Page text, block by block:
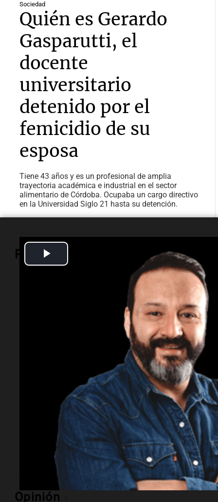
Sociedad
Quién es Gerardo
Gasparutti, el
docente
universitario
detenido por el
femicidio de su
esposa
Tiene 43 años y es un profesional de amplia
trayectoria académica e industrial en el sector
alimentario de Córdoba. Ocupaba un cargo directivo
en la Universidad Siglo 21 hasta su detención.
Política y Economía
Incidentes frente al
Congreso: 10
detenidos y dos
heridos tras la
marcha
La tensión escaló durante la protesta contra la Ley de
Inviolabilidad de la Propiedad Privada. Hubo
enfrentamientos con las fuerzas de seguridad, uso de
gases y camiones hidrantes.
Opinión